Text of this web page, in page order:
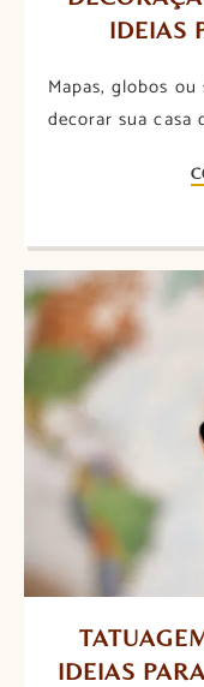
IDEIAS
Mapas, globos
decorar sua casa
IDEIAS